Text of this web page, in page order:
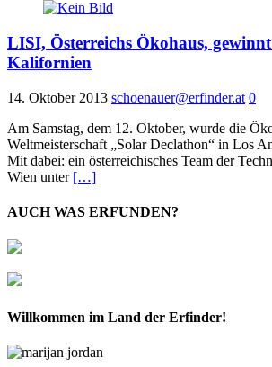
LISI, Österreichs Ökohaus,
Kalifornien
14. Oktober 2013 schoenauer@erfinder.at 0
Am Samstag, dem 12. Oktober, wurde die
Weltmeisterschaft „Solar Declathon“ in Los
Mit dabei: ein österreichisches Team der
Wien unter […]
AUCH WAS ERFUNDEN?
Willkommen im Land der Erfinder!